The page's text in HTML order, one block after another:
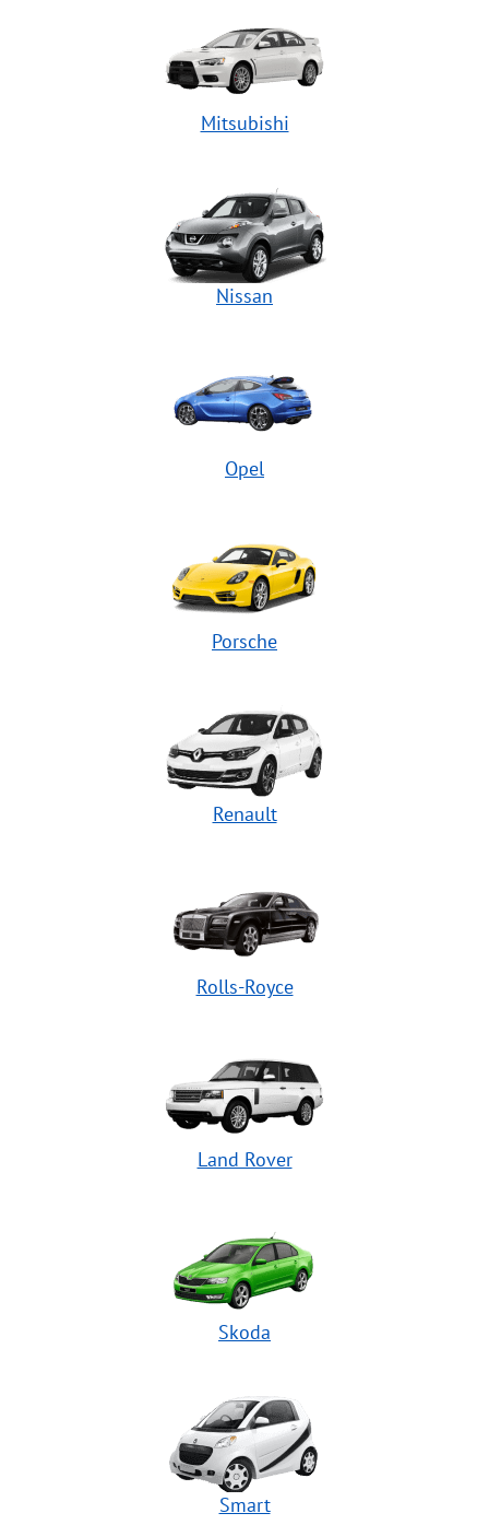
Mitsubishi
Nissan
Opel
Porsche
Renault
Rolls-Royce
Land Rover
Skoda
Smart